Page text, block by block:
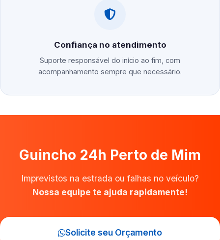
Confiança no atendimento
Suporte responsável do início ao fim, com
acompanhamento sempre que necessário.
Guincho 24h Perto de Mim
Imprevistos na estrada ou falhas no veículo?
Nossa equipe te ajuda rapidamente!
Solicite seu Orçamento